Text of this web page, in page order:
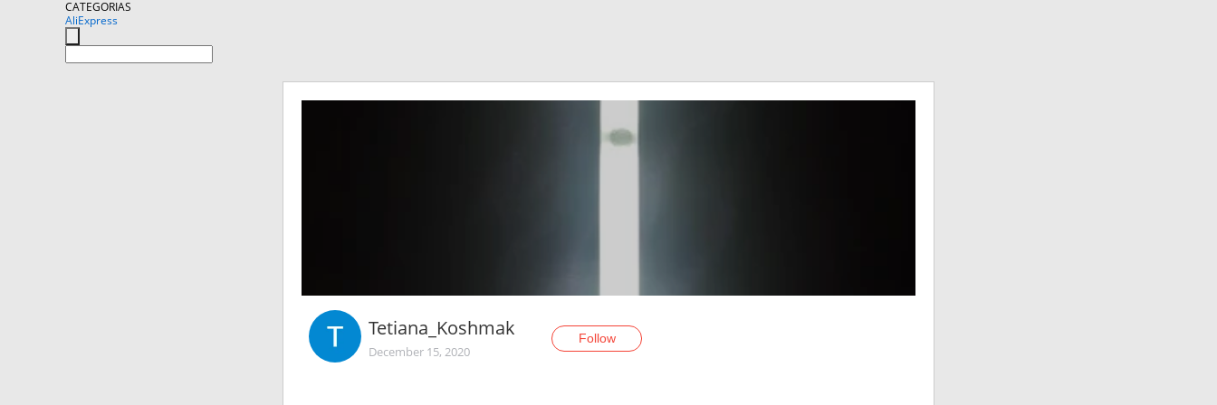
CATEGORIAS
AliExpress
Tetiana_Koshmak
December 15, 2020
Follow